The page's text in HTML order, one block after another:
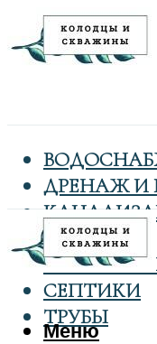
ДРЕНАЖ И
КОЛОДЦЫ
СЕПТИКИ
ТРУБЫ
Меню